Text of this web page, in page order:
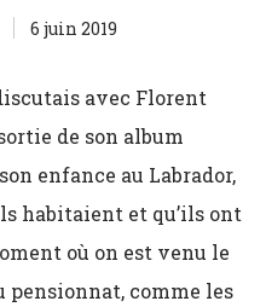
6 juin 2019
avec Florent
de son album
enfance au Labrador,
habitaient et qu’ils ont
où on est venu le
pensionnat, comme les